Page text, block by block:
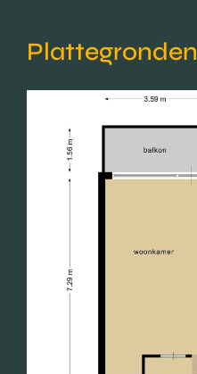
Plattegronden